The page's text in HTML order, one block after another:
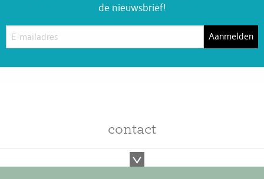
de nieuwsbrief!
contact